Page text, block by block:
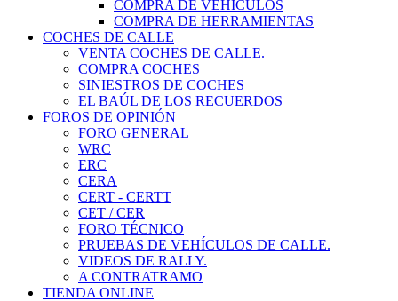
COMPRA DE VEHÍCULOS
COMPRA DE HERRAMIENTAS
COCHES DE CALLE
VENTA COCHES DE CALLE.
COMPRA COCHES
SINIESTROS DE COCHES
EL BAÚL DE LOS RECUERDOS
FOROS DE OPINIÓN
FORO GENERAL
WRC
ERC
CERA
CERT - CERTT
CET / CER
FORO TÉCNICO
PRUEBAS DE VEHÍCULOS DE CALLE.
VIDEOS DE RALLY.
A CONTRATRAMO
TIENDA ONLINE